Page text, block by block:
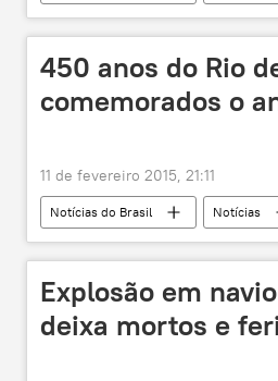
450 anos do Rio
comemorados o
11 de fevereiro 2015, 21:11
Notícias do Brasil Notícias
Explosão em
deixa mortos e